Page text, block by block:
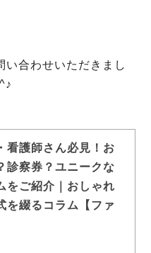
い合わせいただきまし
看護師さん必見！お
診察券？ユニークな
をご紹介｜おしゃれ
を綴るコラム【ファ